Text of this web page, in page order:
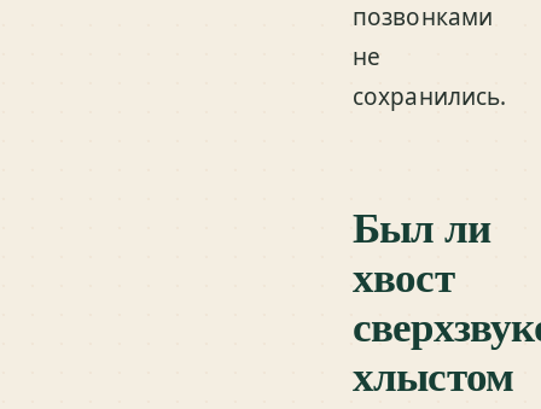
позвонками
не
сохранились.
Был ли
хвост
хлыстом